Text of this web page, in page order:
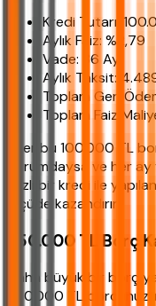
Kredi Tutarı:
Aylık Faiz: %2,79
Vade: 36 Ay
Aylık Taksit:
Toplam Geri
Toplam Faiz
Eğer bu 100.000 TL
durumdaysa ve her
faizli bir kredi ile
ölçüde kazandırır.
250.000 TL Borç
Daha büyük bir borç
250.000 TL